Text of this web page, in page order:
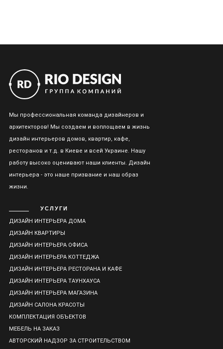
Мы профессиональная команда дизайнеров и
архитекторов! Мы создаем и воплощаем в жизнь
дизайн интерьеров домов, квартир, кафе,
ресторанов и т.д. в Киеве и всей Украине. Нашу
работу высоко оценивают наши клиенты. Дизайн
интерьера - это наше призвание и наш образ
жизни.
УСЛУГИ
ДИЗАЙН ИНТЕРЬЕРА ДОМА
ДИЗАЙН КВАРТИРЫ
ДИЗАЙН ИНТЕРЬЕРА ОФИСА
ДИЗАЙН ИНТЕРЬЕРА КОТТЕДЖА
ДИЗАЙН ИНТЕРЬЕРА РЕСТОРАНА И КАФЕ
ДИЗАЙН ИНТЕРЬЕРА ТАУНХАУСА
ДИЗАЙН ИНТЕРЬЕРА МАГАЗИНА
ДИЗАЙН САЛОНА КРАСОТЫ
КОМПЛЕКТАЦИЯ ОБЪЕКТОВ
МЕБЕЛЬ НА ЗАКАЗ
АВТОРСКИЙ НАДЗОР ЗА СТРОИТЕЛЬСТВОМ